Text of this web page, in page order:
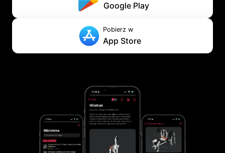
Google Play
Pobierz w
App Store